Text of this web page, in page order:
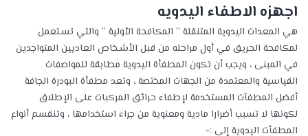
اجهزه الاطفاء اليدويه
هي المعدات اليدوية المتنقلة ” المكافحة الأولية ” والتي تسـتعمل
لمكافحة الحريق في أول مراحله من قبل الأشـخاص العاديين المتواجدين
في المبنى ، ويجب أن تكون المطفأة اليدوية مطابقة للمواصفات
القياسية والمعتمدة من الجهات المختصة ، وتعد مطفأة البودرة الجافة
أفضل المطفآت المستخدمة لإطفاء حرائق المركبات على الإطلاق
لكونها لا تسبب أضرارا مادية ومعنوية من جراء استخدامها ، وتنقسم أنواع
المطفأت اليدوية إلى :-